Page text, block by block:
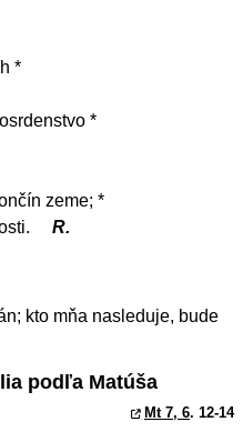
*
*
zeme; *
R.
kto mňa nasleduje, bude
podľa Matúša
Mt 7, 6. 12-14